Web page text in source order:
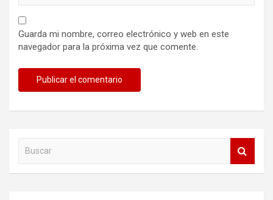
Guarda mi nombre, correo electrónico y web en este
navegador para la próxima vez que comente.